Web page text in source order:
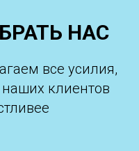
НАС
все усилия,
клиентов